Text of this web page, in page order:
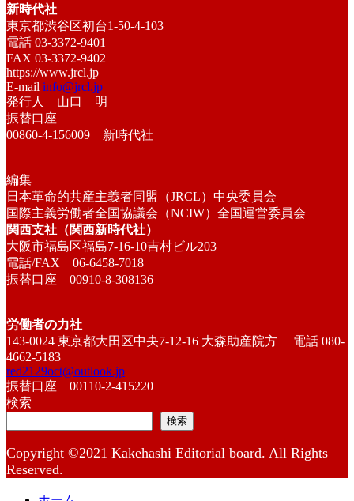
新時代社
東京都渋谷区初台1-50-4-103
電話 03-3372-9401
FAX 03-3372-9402
https://www.jrcl.jp
E-mail info@jrcl.jp
発行人 山口 明
振替口座
00860-4-156009 新時代社
編集
日本革命的共産主義者同盟（JRCL）中央委員会
国際主義労働者全国協議会（NCIW）全国運営委員会
関西支社（関西新時代社）
大阪市福島区福島7-16-10吉村ビル203
電話/FAX 06-6458-7018
振替口座 00910-8-308136
労働者の力社
143-0024 東京都大田区中央7-12-16 大森助産院方 電話 080-
4662-5183
red2129oct@outlook.jp
振替口座 00110-2-415220
検索
検索
Copyright ©2021 Kakehashi Editorial board. All Rights
Reserved.